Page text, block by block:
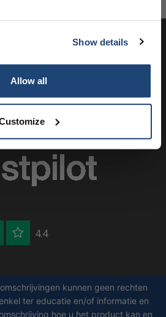
Show details
Allow all
4.4
kunnen geen rechten
ter educatie en/of informatie en
hoe u het product kan en
€50.00